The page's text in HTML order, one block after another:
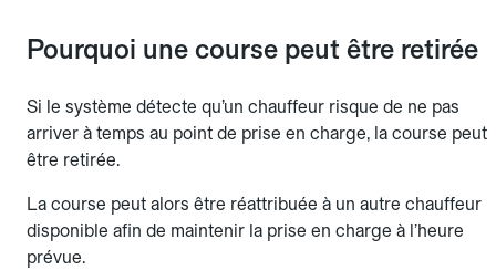
Pourquoi une course peut être retirée
Si le système détecte qu’un chauffeur risque de ne pas
arriver à temps au point de prise en charge, la course peut
être retirée.
La course peut alors être réattribuée à un autre chauffeur
disponible afin de maintenir la prise en charge à l’heure
prévue.